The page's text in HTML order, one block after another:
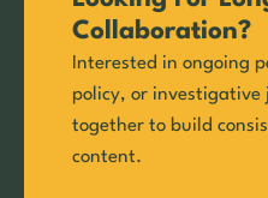
Collaboration?
Interested in ongoing
policy, or investigative
together to build
content.